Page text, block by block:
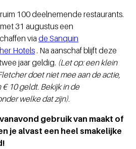
100 deelnemende restaurants.
31 augustus een
via de Sanquin
Hotels . Na aanschaf blijft deze
jaar geldig. (Let op: een klein
doet niet mee aan de actie,
10 geldt. Bekijk in de
welke dat zijn).
gebruik van maakt of
je alvast een heel smakelijke